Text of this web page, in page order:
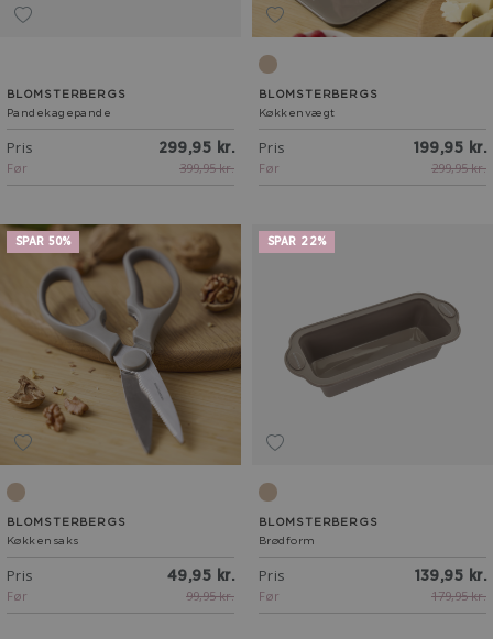
BLOMSTERBERGS
Pandekagepande
Pris
299,95 kr.
Før
399,95 kr.
Latte
BLOMSTERBERGS
Køkkenvægt
Pris
199,95 kr.
Før
299,95 kr.
SPAR 50%
Latte
BLOMSTERBERGS
Køkkensaks
Pris
49,95 kr.
Før
99,95 kr.
SPAR 22%
Latte
BLOMSTERBERGS
Brødform
Pris
139,95 kr.
Før
179,95 kr.